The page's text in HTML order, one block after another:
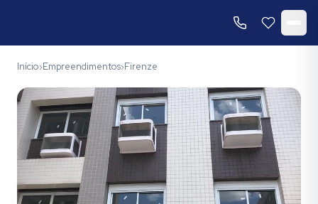
Início›Empreendimentos›Firenze